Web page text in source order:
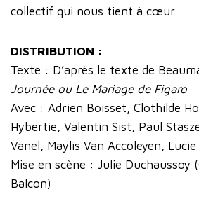
collectif qui nous tient à cœur.
DISTRIBUTION :
Texte : D’après le texte de
Journée ou Le Mariage de Figaro
Avec : Adrien Boisset, Clothilde
Hybertie, Valentin Sist, Paul
Vanel, Maylis Van Accoleyen,
Mise en scène : Julie Duchaussoy
Balcon)